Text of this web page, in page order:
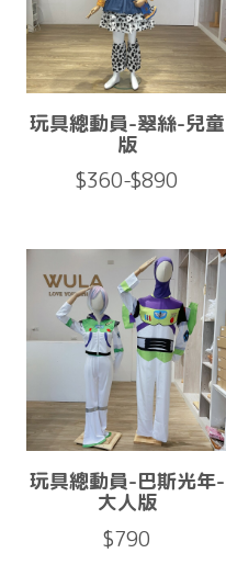
玩具總動員-翠絲-兒童
版
$360-$890
玩具總動員-巴斯光年-
大人版
$790